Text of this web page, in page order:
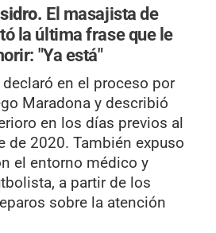
El masajista de
la última frase que le
"Ya está"
en el proceso por
Maradona y describió
en los días previos al
de 2020. También expuso
el entorno médico y
a partir de los
sobre la atención